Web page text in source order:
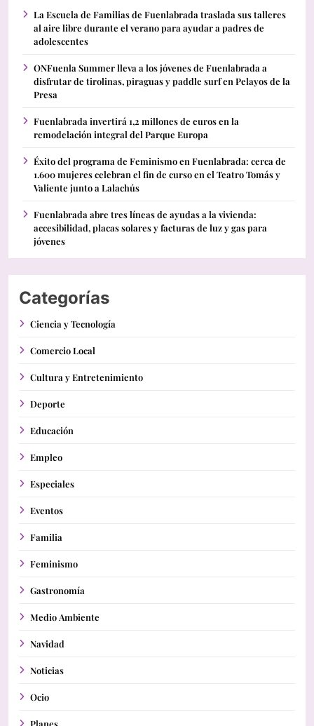
La Escuela de Familias de Fuenlabrada traslada sus talleres
al aire libre durante el verano para ayudar a padres de
adolescentes
ONFuenla Summer lleva a los jóvenes de Fuenlabrada a
disfrutar de tirolinas, piraguas y paddle surf en Pelayos de la
Presa
Fuenlabrada invertirá 1,2 millones de euros en la
remodelación integral del Parque Europa
Éxito del programa de Feminismo en Fuenlabrada: cerca de
1.600 mujeres celebran el fin de curso en el Teatro Tomás y
Valiente junto a Lalachús
Fuenlabrada abre tres líneas de ayudas a la vivienda:
accesibilidad, placas solares y facturas de luz y gas para
jóvenes
Categorías
Ciencia y Tecnología
Comercio Local
Cultura y Entretenimiento
Deporte
Educación
Empleo
Especiales
Eventos
Familia
Feminismo
Gastronomía
Medio Ambiente
Navidad
Noticias
Ocio